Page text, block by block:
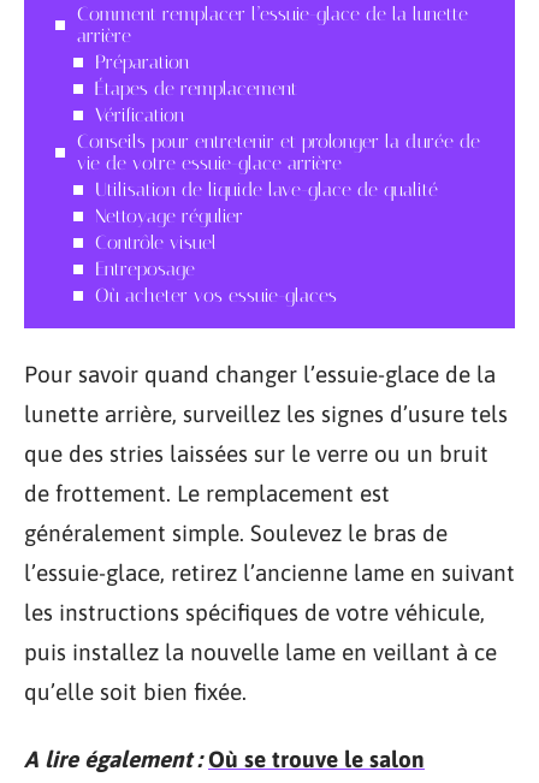
Comment remplacer l’essuie-glace de la lunette
arrière
Préparation
Étapes de remplacement
Vérification
Conseils pour entretenir et prolonger la durée de
vie de votre essuie-glace arrière
Utilisation de liquide lave-glace de qualité
Nettoyage régulier
Contrôle visuel
Entreposage
Où acheter vos essuie-glaces
Pour savoir quand changer l’essuie-glace de la
lunette arrière, surveillez les signes d’usure tels
que des stries laissées sur le verre ou un bruit
de frottement. Le remplacement est
généralement simple. Soulevez le bras de
l’essuie-glace, retirez l’ancienne lame en suivant
les instructions spécifiques de votre véhicule,
puis installez la nouvelle lame en veillant à ce
qu’elle soit bien fixée.
A lire également : Où se trouve le salon